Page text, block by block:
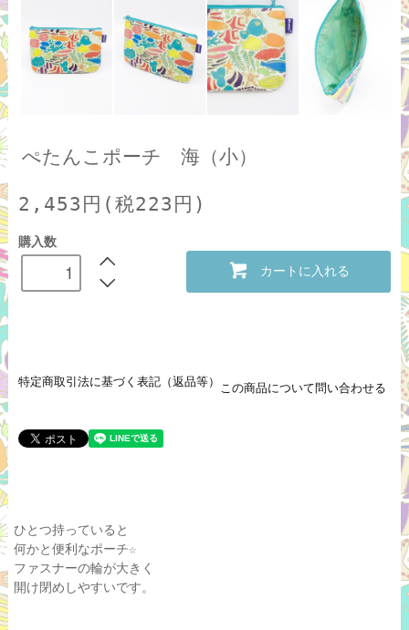
ぺたんこポーチ 海（小）
2,453円(税223円)
購入数
カートに入れる
特定商取引法に基づく表記（返品等） この商品について問い合わせる
ひとつ持っていると
何かと便利なポーチ☆
ファスナーの輪が大きく
開け閉めしやすいです。